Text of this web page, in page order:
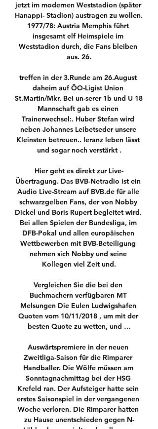
jetzt im modernen Weststadion (später
Hanappi- Stadion) austragen zu wollen.
1977/78: Austria Memphis führt
insgesamt elf Heimspiele im
Weststadion durch, die Fans bleiben
aus. 26.
treffen in der 3.Runde am 26.August
daheim auf ÖO-Ligist Union
St.Martin/Mkr. Bei un-serer 1b und U 18
Mannschaft gab es einen
Trainerwechsel:. Huber Stefan wird
neben Johannes Leibetseder unsere
Kleinsten betreuen.. leranz leben lässt
und sogar noch verstärkt .
Hier geht es direkt zur Live-
Übertragung. Das BVB-Netradio ist ein
Audio Live-Stream auf BVB.de für alle
schwarzgelben Fans, der von Nobby
Dickel und Boris Rupert begleitet wird.
Bei allen Spielen der Bundesliga, im
DFB-Pokal und allen europäischen
Wettbewerben mit BVB-Beteiligung
nehmen sich Nobby und seine
Kollegen viel Zeit und.
Vergleichen Sie die bei den
Buchmachern verfügbaren MT
Melsungen Die Eulen Ludwigshafen
Quoten vom 10/11/2018 , um mit der
besten Quote zu wetten, und …
Auswärtspremiere in der neuen
Zweitliga-Saison für die Rimparer
Handballer. Die Wölfe müssen am
Sonntagnachmittag bei der HSG
Krefeld ran. Der Aufsteiger hatte sein
erstes Saisonspiel in der vergangenen
Woche verloren. Die Rimparer hatten
zu Hause unentschieden gegen N-